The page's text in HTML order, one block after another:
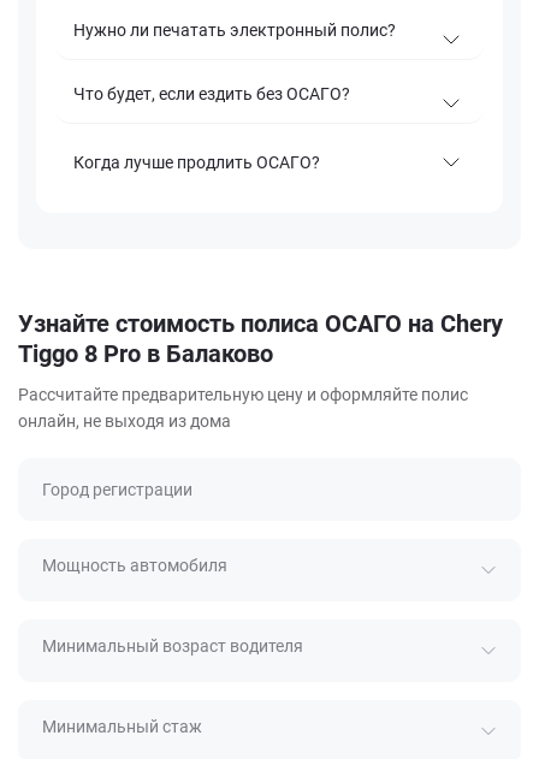
Нужно ли печатать электронный полис?
Что будет, если ездить без ОСАГО?
Когда лучше продлить ОСАГО?
Узнайте стоимость полиса ОСАГО на Chery
Tiggo 8 Pro в Балаково
Рассчитайте предварительную цену и оформляйте полис
онлайн, не выходя из дома
Город регистрации
Мощность автомобиля
Минимальный возраст водителя
Минимальный стаж